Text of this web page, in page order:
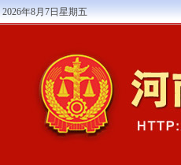
2026年8月7日星期五